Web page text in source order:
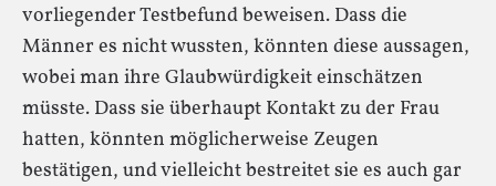
vorliegender Testbefund beweisen. Dass die
Männer es nicht wussten, könnten diese aussagen,
wobei man ihre Glaubwürdigkeit einschätzen
müsste. Dass sie überhaupt Kontakt zu der Frau
hatten, könnten möglicherweise Zeugen
bestätigen, und vielleicht bestreitet sie es auch gar